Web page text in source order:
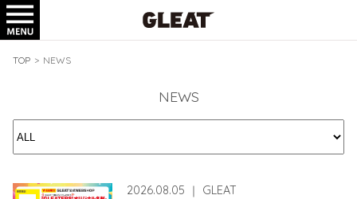
TOP > NEWS
NEWS
2026.08.05 ｜ GLEAT